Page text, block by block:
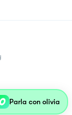
Parla con olivia